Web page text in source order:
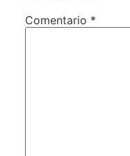
Comentario *